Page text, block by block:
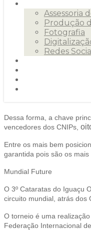
Assessoria
Produção
Fotografia
Redes
Dessa forma, a chave
vencedores dos CNIPs,
Entre os mais bem
garantida pois são os
Mundial Future
O 3º Cataratas do Iguaçu
circuito mundial, atrás dos
O torneio é uma
Federação Internacional